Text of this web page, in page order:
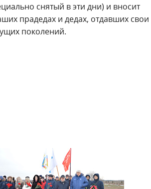
снятый в эти дни) и вносит
прадедах и дедах, отдавших свои
поколений.